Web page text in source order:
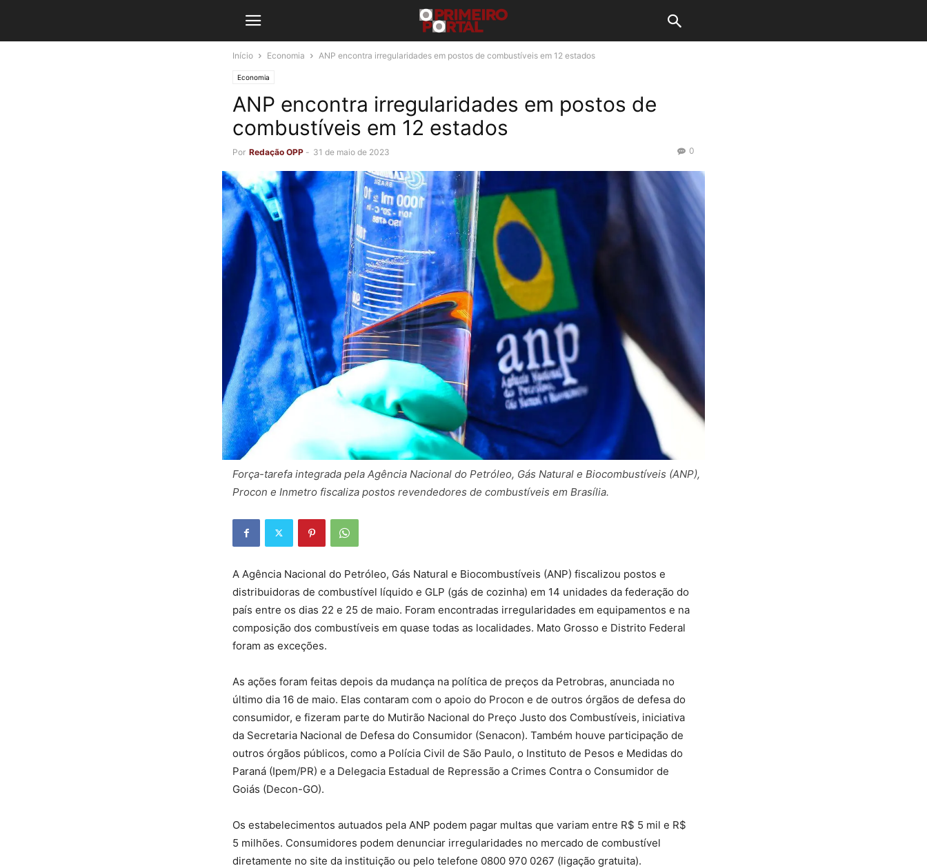
Início Economia ANP encontra irregularidades em postos de combustíveis em 12 estados
Economia
ANP encontra irregularidades em postos de
combustíveis em 12 estados
Por Redação OPP - 31 de maio de 2023 0
Força-tarefa integrada pela Agência Nacional do Petróleo, Gás Natural e Biocombustíveis (ANP),
Procon e Inmetro fiscaliza postos revendedores de combustíveis em Brasília.
A Agência Nacional do Petróleo, Gás Natural e Biocombustíveis (ANP) fiscalizou postos e
distribuidoras de combustível líquido e GLP (gás de cozinha) em 14 unidades da federação do
país entre os dias 22 e 25 de maio. Foram encontradas irregularidades em equipamentos e na
composição dos combustíveis em quase todas as localidades. Mato Grosso e Distrito Federal
foram as exceções.
As ações foram feitas depois da mudança na política de preços da Petrobras, anunciada no
último dia 16 de maio. Elas contaram com o apoio do Procon e de outros órgãos de defesa do
consumidor, e fizeram parte do Mutirão Nacional do Preço Justo dos Combustíveis, iniciativa
da Secretaria Nacional de Defesa do Consumidor (Senacon). Também houve participação de
outros órgãos públicos, como a Polícia Civil de São Paulo, o Instituto de Pesos e Medidas do
Paraná (Ipem/PR) e a Delegacia Estadual de Repressão a Crimes Contra o Consumidor de
Goiás (Decon-GO).
Os estabelecimentos autuados pela ANP podem pagar multas que variam entre R$ 5 mil e R$
5 milhões. Consumidores podem denunciar irregularidades no mercado de combustível
diretamente no site da instituição ou pelo telefone 0800 970 0267 (ligação gratuita).